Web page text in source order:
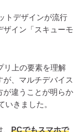
トデザインが流行
ザイン「スキューモ
リ上の要素を理解
が、マルチデバイス
が違うことが明らか
いきました。
PCでもスマホで